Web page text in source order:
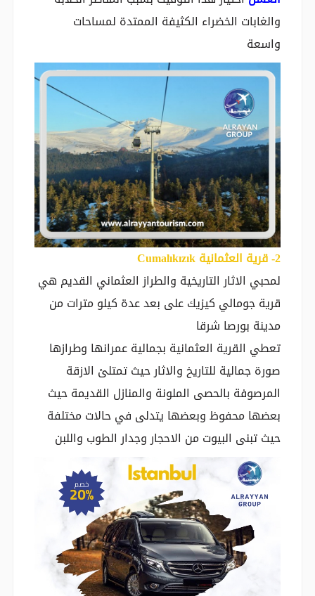
والغابات الخضراء الكثيفة الممتدة لمساحات
واسعة
2- قرية العثمانية Cumalıkızık
لمحبي الاثار التاريخية والطراز العثماني القديم هي
قرية جومالي كيزيك على بعد عدة كيلو مترات من
مدينة بورصا شرقا
تعطي القرية العثمانية بجمالية عمرانها وطرازها
صورة جمالية للتاريخ والاثار حيث تمتلئ الازقة
المرصوفة بالحصى الملونة والمنازل القديمة حيث
بعضها محفوظ وبعضها يتدلى في حالات مختلفة
حيث تبنى البيوت من الاحجار وجدار الطوب واللبن